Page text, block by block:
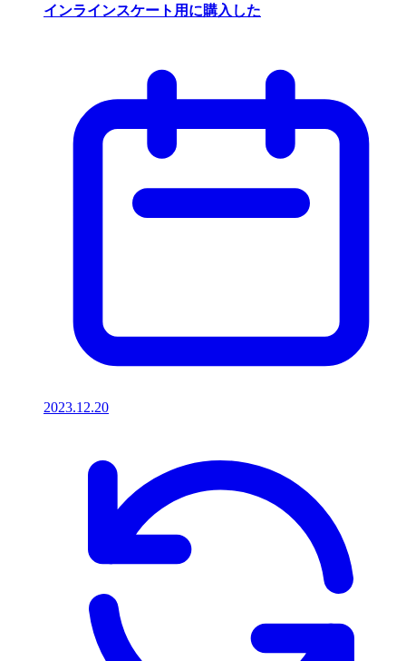
インラインスケート用に購入した
2023.12.20